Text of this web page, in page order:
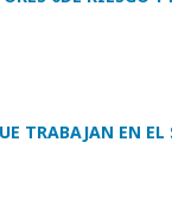
TRABAJAN EN